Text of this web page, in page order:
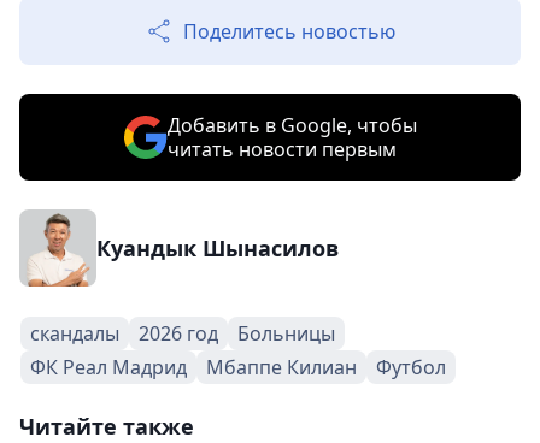
Поделитесь новостью
Добавить в Google, чтобы
читать новости первым
Куандык Шынасилов
скандалы 2026 год
Больницы
ФК Реал Мадрид
Мбаппе Килиан Футбол
Читайте также